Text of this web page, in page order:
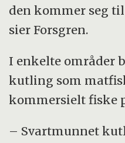
den kommer seg
sier Forsgren.
I enkelte områder
kutling som
kommersielt fiske
– Svartmunnet